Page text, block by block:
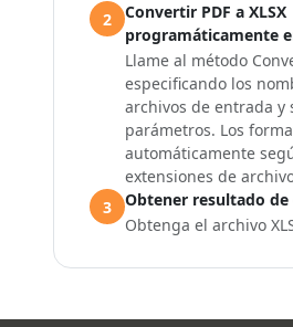
2
Convertir PDF a XLSX
programáticamente
Llame al método
especificando los
archivos de entrada y
parámetros. Los
automáticamente
extensiones de
3
Obtener resultado
Obtenga el archivo